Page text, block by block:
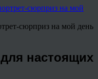
сюрприз на мой день
настоящих